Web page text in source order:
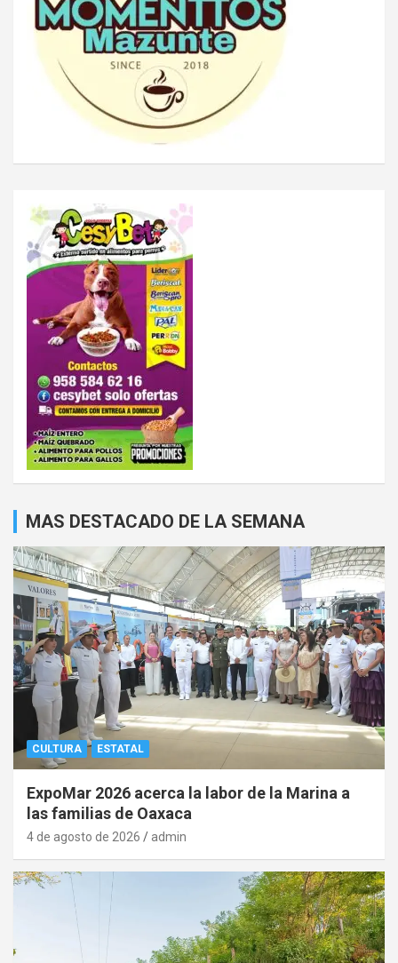
MAS DESTACADO DE LA SEMANA
CULTURA ESTATAL
ExpoMar 2026 acerca la labor de la Marina a
las familias de Oaxaca
4 de agosto de 2026 admin